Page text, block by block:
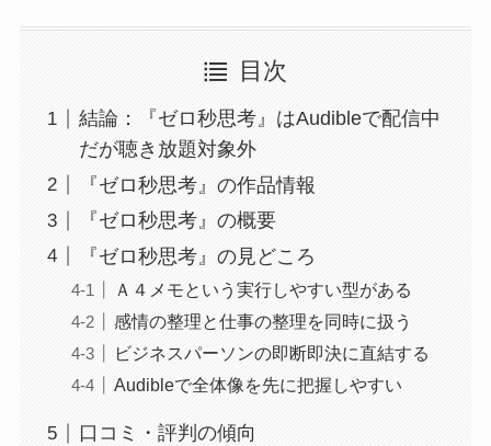
目次
結論：『ゼロ秒思考』はAudibleで配信中
だが聴き放題対象外
『ゼロ秒思考』の作品情報
『ゼロ秒思考』の概要
『ゼロ秒思考』の見どころ
Ａ４メモという実行しやすい型がある
感情の整理と仕事の整理を同時に扱う
ビジネスパーソンの即断即決に直結する
Audibleで全体像を先に把握しやすい
口コミ・評判の傾向